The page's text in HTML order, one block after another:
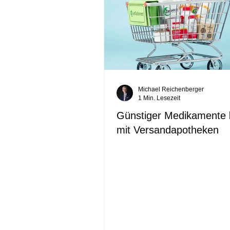
Günstiger Medikamente
mit Versandapotheken
Michael Reichenberger
1 Min. Lesezeit